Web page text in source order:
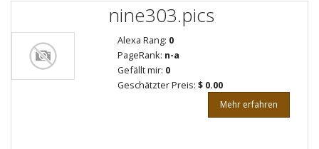
nine303.pics
Alexa Rang: 0
PageRank: n-a
Gefällt mir: 0
Geschätzter Preis: $ 0.00
Mehr erfahren